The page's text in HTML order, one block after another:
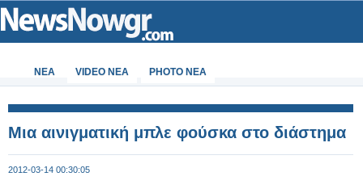
ΝΕΑ VIDEO NEA PHOTO NEA
Μια αινιγματική μπλε φούσκα στο διάστημα
2012-03-14 00:30:05